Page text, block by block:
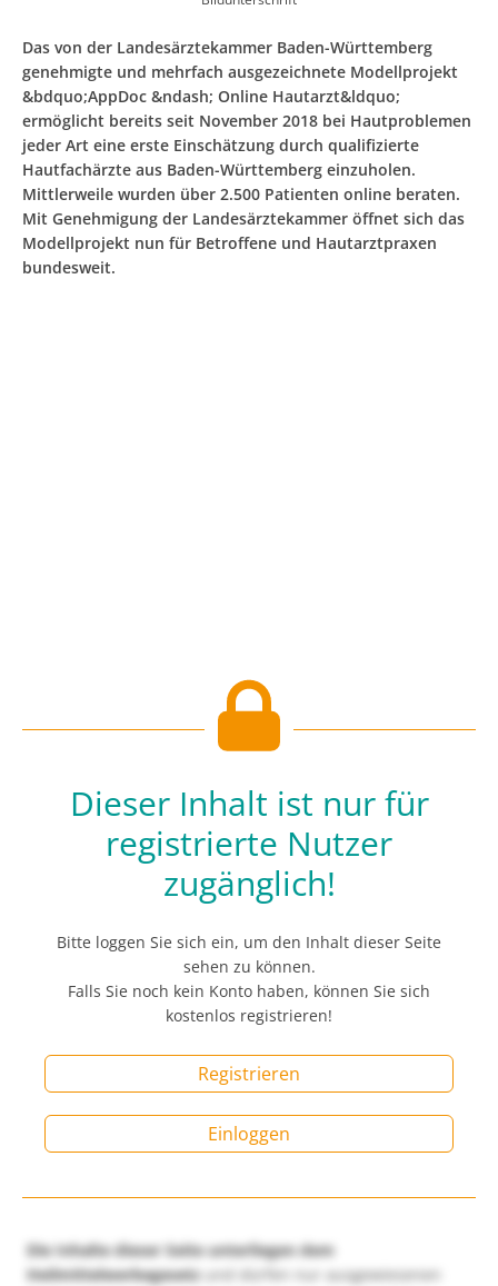
Das von der Landesärztekammer Baden-Württemberg
genehmigte und mehrfach ausgezeichnete Modellprojekt
&bdquo;AppDoc &ndash; Online Hautarzt&ldquo;
ermöglicht bereits seit November 2018 bei Hautproblemen
jeder Art eine erste Einschätzung durch qualifizierte
Hautfachärzte aus Baden-Württemberg einzuholen.
Mittlerweile wurden über 2.500 Patienten online beraten.
Mit Genehmigung der Landesärztekammer öffnet sich das
Modellprojekt nun für Betroffene und Hautarztpraxen
bundesweit.
Dieser Inhalt ist nur für
registrierte Nutzer
zugänglich!
Bitte loggen Sie sich ein, um den Inhalt dieser Seite
sehen zu können.
Falls Sie noch kein Konto haben, können Sie sich
kostenlos registrieren!
Registrieren
Einloggen
Die Inhalte dieser Seite unterliegen dem
Heilmittelwerbegesetzund dürfen nur ausgewiesenen